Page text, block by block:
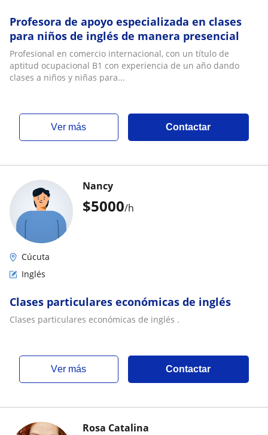
Profesora de apoyo especializada en clases
para niños de inglés de manera presencial
Profesional en comercio internacional, con un título de
aptitud ocupacional B1 con experiencia de un año dando
clases a niños y niñas para...
ver más Contactar
$5000/h
Nancy
Cúcuta
Inglés
Clases particulares económicas de inglés
Clases particulares económicas de inglés .
ver más Contactar
Rosa Catalina